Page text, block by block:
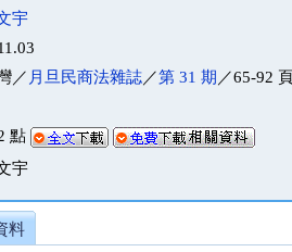
宇
／ 月旦民商法雜誌／第 31 期 ／65-92
點
宇
料